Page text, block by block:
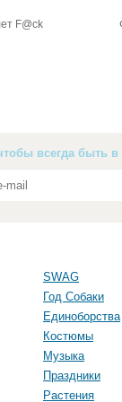
F@ck
всегда быть
SWAG
Год Собаки
Единоборства
Костюмы
Музыка
Праздники
Растения